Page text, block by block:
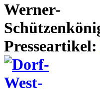
Presseartikel: